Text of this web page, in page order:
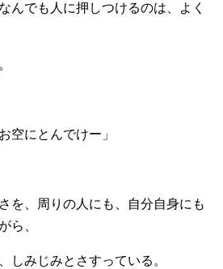
んでも人に押しつけるのは、よく
空にとんでけー」
を、周りの人にも、自分自身にも
ら、
しみじみとさすっている。